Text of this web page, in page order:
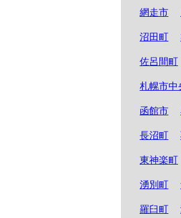
網走市
沼田町
佐呂間町
札幌市中
函館市
長沼町
東神楽町
湧別町
羅臼町